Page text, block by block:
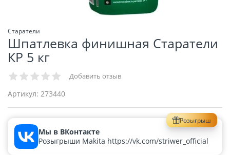
Старатели
Шпатлевка финишная Старатели
КР 5 кг
Добавить отзыв
Артикул: 273440
Розыгрыш
Мы в ВКонтакте
Розыгрыши Makita https://vk.com/striwer_official